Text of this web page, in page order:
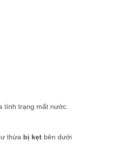
tình trạng mất nước.
thừa bị kẹt bên dưới